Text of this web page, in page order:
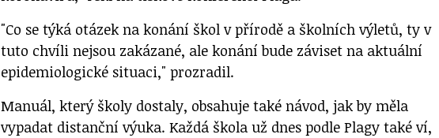
"Co se týká otázek na konání škol v přírodě a školních výletů, ty v
tuto chvíli nejsou zakázané, ale konání bude záviset na aktuální
epidemiologické situaci," prozradil.
Manuál, který školy dostaly, obsahuje také návod, jak by měla
vypadat distanční výuka. Každá škola už dnes podle Plagy také ví,